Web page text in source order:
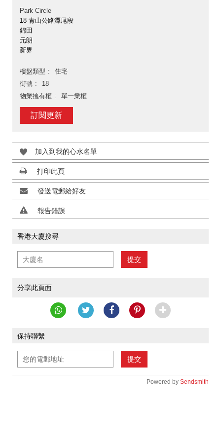
Park Circle
18 青山公路潭尾段
錦田
元朗
新界
樓盤類型
住宅
街號
18
物業擁有權
單一業權
訂閱更新
加入到我的心水名單
打印此頁
發送電郵給好友
報告錯誤
香港大廈搜尋
提交
分享此頁面
保持聯繫
提交
Powered by Sendsmith